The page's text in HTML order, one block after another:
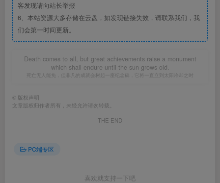
客发现请向站长举报
6、本站资源大多存储在云盘，如发现链接失效，请联系我们，我
们会第一时间更新。
Death comes to all, but great achievements raise a monument
which shall endure until the sun grows old.
死亡无人能免，但非凡的成就会树起一座纪念碑，它将一直立到太阳冷却之时
© 版权声明
文章版权归作者所有，未经允许请勿转载。
THE END
PC端专区
喜欢就支持一下吧